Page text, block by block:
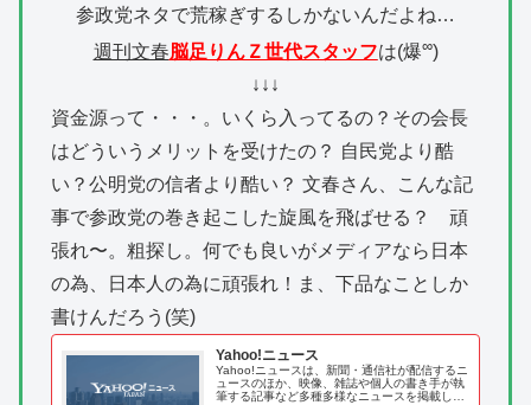
参政党ネタで荒稼ぎするしかないんだよね…
週刊文春脳足りんＺ世代スタッフは(爆∞)
↓↓↓
資金源って・・・。いくら入ってるの？その会長
はどういうメリットを受けたの？ 自民党より酷
い？公明党の信者より酷い？ 文春さん、こんな記
事で参政党の巻き起こした旋風を飛ばせる？ 頑
張れ〜。粗探し。何でも良いがメディアなら日本
の為、日本人の為に頑張れ！ま、下品なことしか
書けんだろう(笑)
Yahoo!ニュース
Yahoo!ニュースは、新聞・通信社が配信するニ
ュースのほか、映像、雑誌や個人の書き手が執
筆する記事など多種多様なニュースを掲載して